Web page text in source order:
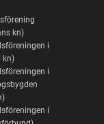
kn)
i
kn)
i
i